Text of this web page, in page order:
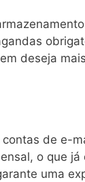
deseja mais
de e-
o que já
uma